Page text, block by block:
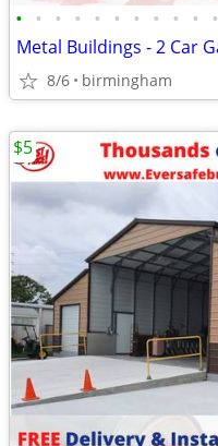
• • • • • • • • • • •
Metal Buildings - 2 Car
8/6 birmingham
$5